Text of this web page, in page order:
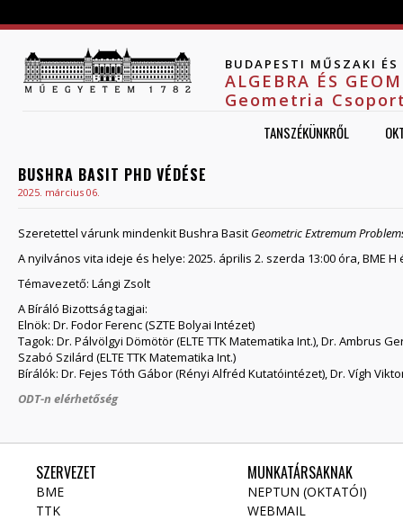
BUDAPESTI MŰSZAKI
ALGEBRA ÉS
Geometria
TANSZÉKÜNKRŐL
BUSHRA BASIT PHD VÉDÉSE
2025. március 06.
Szeretettel várunk mindenkit Bushra Basit Geometric Extremum
A nyilvános vita ideje és helye: 2025. április 2. szerda 13:00 óra, BME
Témavezető: Lángi Zsolt
A Bíráló Bizottság tagjai:
Elnök: Dr. Fodor Ferenc (SZTE Bolyai Intézet)
Tagok: Dr. Pálvölgyi Dömötör (ELTE TTK Matematika Int.), Dr. Ambrus
Szabó Szilárd (ELTE TTK Matematika Int.)
Bírálók: Dr. Fejes Tóth Gábor (Rényi Alfréd Kutatóintézet), Dr. Vígh
ODT-n elérhetőség
SZERVEZET
BME
TTK
MUNKATÁRSAKNAK
NEPTUN (OKTATÓI)
WEBMAIL